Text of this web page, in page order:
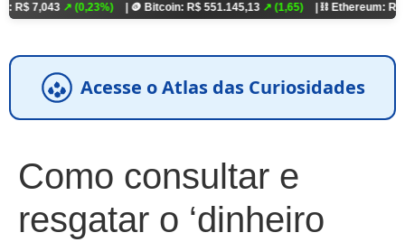
↗ (0,23%) | 🪙 Bitcoin: R$ 551.145,13↗ (1,65) | ⛓️ Ethereum: R$ 18.321,93
Acesse o Atlas das Curiosidades
Como consultar e
resgatar o ‘dinheiro